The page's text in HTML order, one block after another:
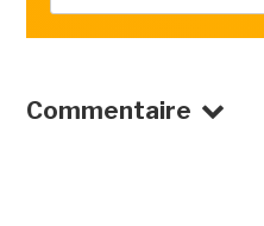
Commentaire